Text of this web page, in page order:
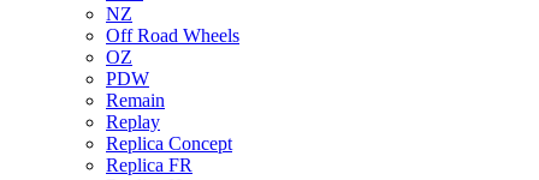
NZ
Off Road Wheels
OZ
PDW
Remain
Replay
Replica Concept
Replica FR